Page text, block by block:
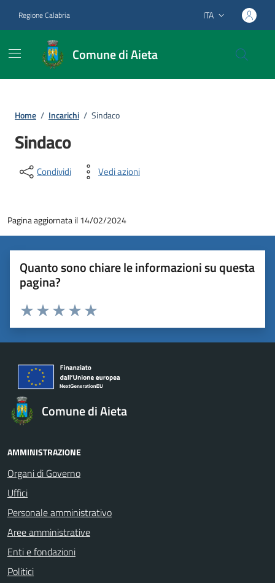
Regione Calabria Lingua attiva:
ITA
Comune di Aieta
Home / Incarichi / Sindaco
Sindaco
Condividi Vedi azioni
Pagina aggiornata il 14/02/2024
Quanto sono chiare le informazioni su questa
pagina?
Valuta 5 stelle su 5
Valuta 4 stelle su 5
Valuta 3 stelle su 5
Valuta 2 stelle su 5
Valuta 1 stelle su 5
Comune di Aieta
AMMINISTRAZIONE
Organi di Governo
Uffici
Personale amministrativo
Aree amministrative
Enti e fondazioni
Politici